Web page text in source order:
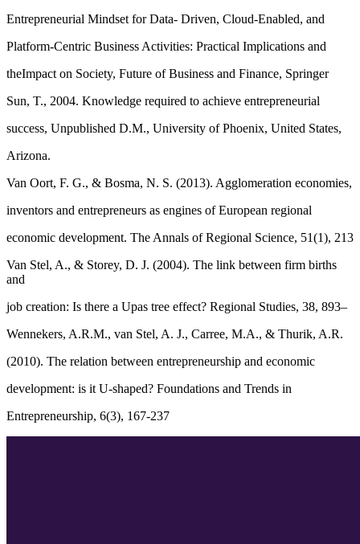
Entrepreneurial Mindset for Data- Driven, Cloud-Enabled, and
Platform-Centric Business Activities: Practical Implications and
theImpact on Society, Future of Business and Finance, Springer
Sun, T., 2004. Knowledge required to achieve entrepreneurial
success, Unpublished D.M., University of Phoenix, United States,
Arizona.
Van Oort, F. G., & Bosma, N. S. (2013). Agglomeration economies,
inventors and entrepreneurs as engines of European regional
economic development. The Annals of Regional Science, 51(1), 213
Van Stel, A., & Storey, D. J. (2004). The link between firm births
and
job creation: Is there a Upas tree effect? Regional Studies, 38, 893–
Wennekers, A.R.M., van Stel, A. J., Carree, M.A., & Thurik, A.R.
(2010). The relation between entrepreneurship and economic
development: is it U-shaped? Foundations and Trends in
Entrepreneurship, 6(3), 167-237